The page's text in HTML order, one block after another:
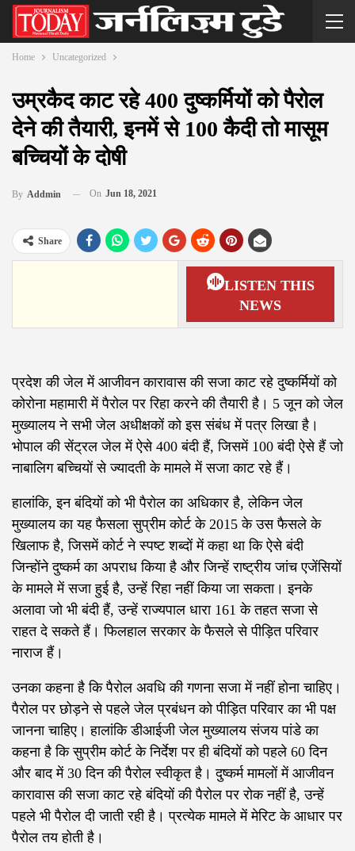
Home Uncategorized
उम्रकैद काट रहे 400 दुष्कर्मियों को पैरोल
देने की तैयारी, इनमें से 100 कैदी तो मासूम
बच्चियों के दोषी
By Addmin On Jun 18, 2021
Share
LISTEN THIS
NEWS
प्रदेश की जेल में आजीवन कारावास की सजा काट रहे दुष्कर्मियों को
कोरोना महामारी में पैरोल पर रिहा करने की तैयारी है। 5 जून को जेल
मुख्यालय ने सभी जेल अधीक्षकों को इस संबंध में पत्र लिखा है।
भोपाल की सेंट्रल जेल में ऐसे 400 बंदी हैं, जिसमें 100 बंदी ऐसे हैं जो
नाबालिग बच्चियों से ज्यादती के मामले में सजा काट रहे हैं।
हालांकि, इन बंदियों को भी पैरोल का अधिकार है, लेकिन जेल
मुख्यालय का यह फैसला सुप्रीम कोर्ट के 2015 के उस फैसले के
खिलाफ है, जिसमें कोर्ट ने स्पष्ट शब्दों में कहा था कि ऐसे बंदी
जिन्होंने दुष्कर्म का अपराध किया है और जिन्हें राष्ट्रीय जांच एजेंसियों
के मामले में सजा हुई है, उन्हें रिहा नहीं किया जा सकता। इनके
अलावा जो भी बंदी हैं, उन्हें राज्यपाल धारा 161 के तहत सजा से
राहत दे सकते हैं। फिलहाल सरकार के फैसले से पीड़ित परिवार
नाराज हैं।
उनका कहना है कि पैरोल अवधि की गणना सजा में नहीं होना चाहिए।
पैरोल पर छोड़ने से पहले जेल प्रबंधन को पीड़ित परिवार का भी पक्ष
जानना चाहिए। हालांकि डीआईजी जेल मुख्यालय संजय पांडे का
कहना है कि सुप्रीम कोर्ट के निर्देश पर ही बंदियों को पहले 60 दिन
और बाद में 30 दिन की पैरोल स्वीकृत है। दुष्कर्म मामलों में आजीवन
कारावास की सजा काट रहे बंदियों की पैरोल पर रोक नहीं है, उन्हें
पहले भी पैरोल दी जाती रही है। प्रत्येक मामले में मेरिट के आधार पर
पैरोल तय होती है।